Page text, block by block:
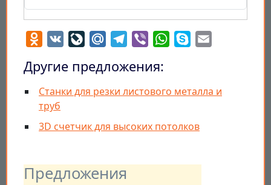
Предложения
Odnoklassniki
VK LiveJournal
Mail.RuTelegram
Viber WhatsApp
Skype
Другие предложения:
Станки для резки листового металла и
труб
3D cчетчик для высоких потолков